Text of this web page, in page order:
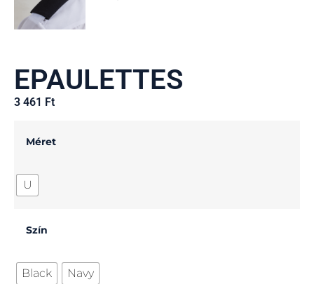
EPAULETTES
3 461 Ft
Méret
U
Szín
Black Navy